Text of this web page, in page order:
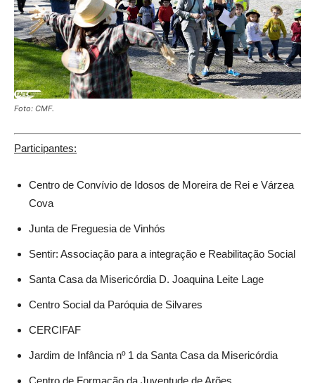
Foto: CMF.
Participantes:
Centro de Convívio de Idosos de Moreira de Rei e Várzea
Cova
Junta de Freguesia de Vinhós
Sentir: Associação para a integração e Reabilitação Social
Santa Casa da Misericórdia D. Joaquina Leite Lage
Centro Social da Paróquia de Silvares
CERCIFAF
Jardim de Infância nº 1 da Santa Casa da Misericórdia